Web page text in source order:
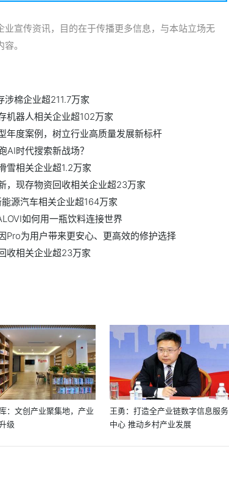
宣传资讯，目的在于传播更多信息，与本站立场无
。
棉企业超211.7万家
机器人相关企业超102万家
年度案例，树立行业高质量发展新标杆
AI时代搜索新战场？
雪相关企业超1.2万家
，现存物资回收相关企业超23万家
源汽车相关企业超164万家
如何用一瓶饮料连接世界
Pro为用户带来更安心、更高效的修护选择
收相关企业超23万家
：文创产业聚集地，产业
级
王勇：打造全产业链数字信息服务
中心 推动乡村产业发展